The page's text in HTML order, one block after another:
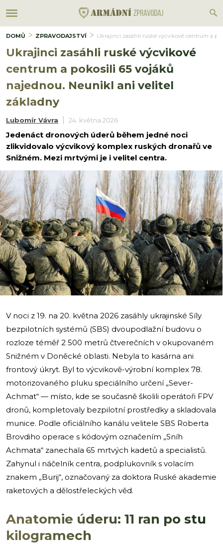
DOMŮ ZPRAVODAJSTVÍ Ukrajinci zasáhli ruské výcvikové centrum a
Ukrajinci zasáhli ruské výcvikové
centrum a pokosili 65 vojáků
najednou. Neunikl ani velitel
základny
Lubomír Vávra 24. května 2026
Jedenáct dronových úderů během jedné noci
zlikvidovalo výcvikový komplex ruských dronařů ve
Snižném. Mezi mrtvými je i velitel centra.
i
V noci z 19. na 20. května 2026 zasáhly ukrajinské Síly
bezpilotních systémů (SBS) dvoupodlažní budovu o
rozloze téměř 2 500 metrů čtverečních v okupovaném
Snižném v Doněcké oblasti. Nebyla to kasárna ani
frontový úkryt. Byl to výcvikově-výrobní komplex 78.
motorizovaného pluku speciálního určení „Sever-
Achmat“ — místo, kde se současně školili operátoři FPV
dronů, kompletovaly bezpilotní prostředky a skladovala
munice. Podle oficiálního kanálu velitele SBS Roberta
Brovdiho operace s kódovým označením „Sníh
Achmata“ zanechala 65 mrtvých kadetů a specialistů.
Zahynul i náčelník centra, podplukovník s volacím
znakem „Burij“, označovaný za doktora Ruské akademie
raketových a dělostřeleckých věd.
Anatomie úderu: 11 ran po stu
kilogramech